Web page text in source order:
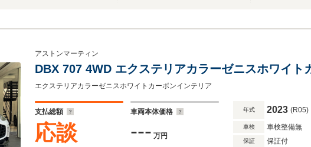
アストンマーティン
DBX 707 4WD エクステリアカラーゼニスホワイト
エクステリアカラーゼニスホワイトカーボンインテリア
支払総額
応談
車両本体価格
--- 万円
年式 2023 (R05)
車検 車検整備無
保証 保証付